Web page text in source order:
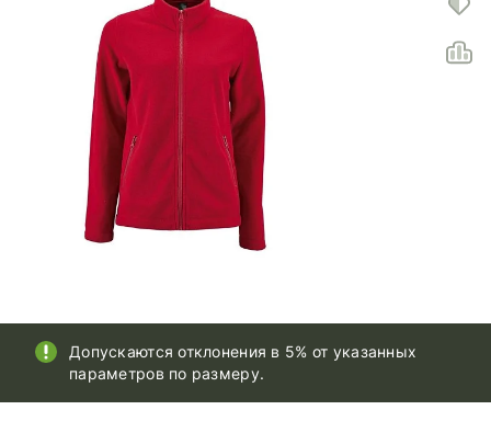
Допускаются отклонения в 5% от указанных
параметров по размеру.